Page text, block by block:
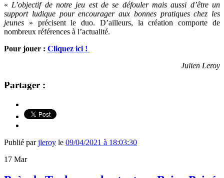
« L’objectif de notre jeu est de se défouler mais aussi d’être un
support ludique pour encourager aux bonnes pratiques chez les
jeunes » précisent le duo. D’ailleurs, la création comporte de
nombreux références à l’actualité.
Pour jouer : Cliquez ici !
Julien Leroy
Partager :
Publié parjleroy le 09/04/2021 à 18:03:30
17 Mar